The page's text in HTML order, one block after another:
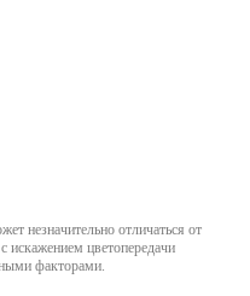
незначительно отличаться от
искажением цветопередачи
факторами.